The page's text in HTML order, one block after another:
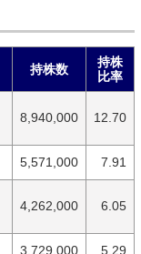
持株数
持株
比率
8,940,000 12.70
5,571,000 7.91
4,262,000 6.05
3,729,000 5.29